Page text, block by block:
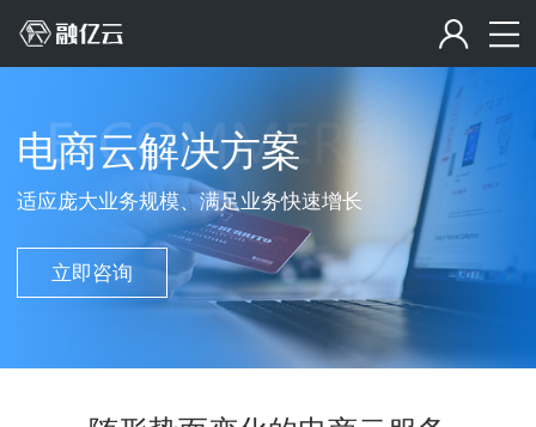
电商云解决方案
适应庞大业务规模、满足业务快速增长
立即咨询